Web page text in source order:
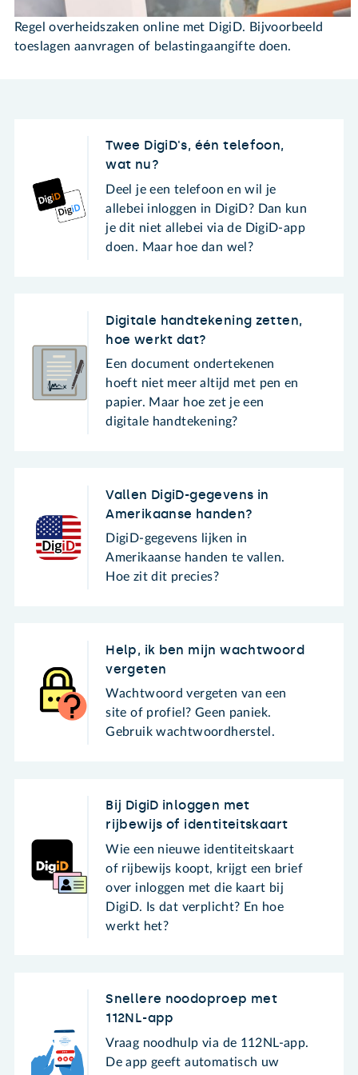
Regel overheidszaken online met DigiD. Bijvoorbeeld
toeslagen aanvragen of belastingaangifte doen.
Twee DigiD's, één telefoon,
wat nu?
Deel je een telefoon en wil je
allebei inloggen in DigiD? Dan kun
je dit niet allebei via de DigiD-app
doen. Maar hoe dan wel?
Digitale handtekening zetten,
hoe werkt dat?
Een document ondertekenen
hoeft niet meer altijd met pen en
papier. Maar hoe zet je een
digitale handtekening?
Vallen DigiD-gegevens in
Amerikaanse handen?
DigiD-gegevens lijken in
Amerikaanse handen te vallen.
Hoe zit dit precies?
Help, ik ben mijn wachtwoord
vergeten
Wachtwoord vergeten van een
site of profiel? Geen paniek.
Gebruik wachtwoordherstel.
Bij DigiD inloggen met
rijbewijs of identiteitskaart
Wie een nieuwe identiteitskaart
of rijbewijs koopt, krijgt een brief
over inloggen met die kaart bij
DigiD. Is dat verplicht? En hoe
werkt het?
Snellere noodoproep met
112NL-app
Vraag noodhulp via de 112NL-app.
De app geeft automatisch uw